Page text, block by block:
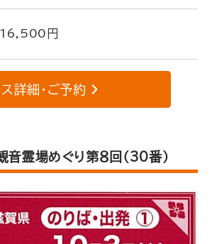
16,500円
詳細・ご予約
音霊場めぐり第８回（30番）